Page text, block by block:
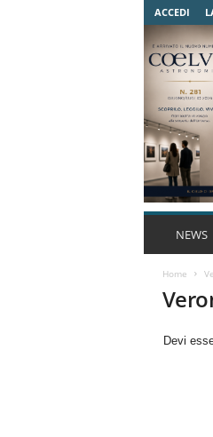
ACCEDI
NEWS
Home
Devi